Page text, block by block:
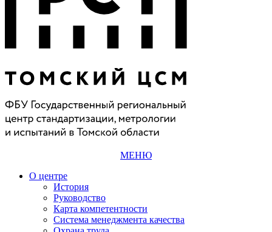
МЕНЮ
О центре
История
Руководство
Карта компетентности
Система менеджмента качества